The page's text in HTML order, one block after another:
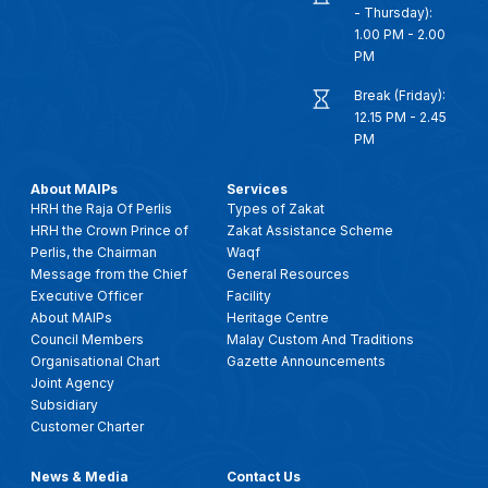
26 JUN 2025 BERITA WILAYAH - WASPADA MUSIM PERALIHAN MONSUN: AMBIL LANGKAH BERJAGA-JAGA
29 APRIL 2025 - SEMASA 12
- Thursday):
1.00 PM - 2.00
PM
Break (Friday):
12.15 PM - 2.45
PM
About MAIPs
HRH the Raja Of Perlis
HRH the Crown Prince of
Perlis, the Chairman
Message from the Chief
Executive Officer
About MAIPs
Council Members
Organisational Chart
Joint Agency
Subsidiary
Customer Charter
Services
Types of Zakat
Zakat Assistance Scheme
Waqf
General Resources
Facility
Heritage Centre
Malay Custom And Traditions
Gazette Announcements
News & Media Contact Us